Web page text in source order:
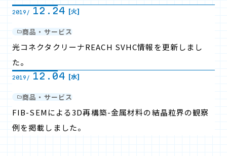
2019/ 12.24 [火]
商品・サービス
光コネクタクリーナREACH SVHC情報を更新しまし
た。
2019/ 12.04 [水]
商品・サービス
FIB-SEMによる3D再構築-金属材料の結晶粒界の観察
例を掲載しました。